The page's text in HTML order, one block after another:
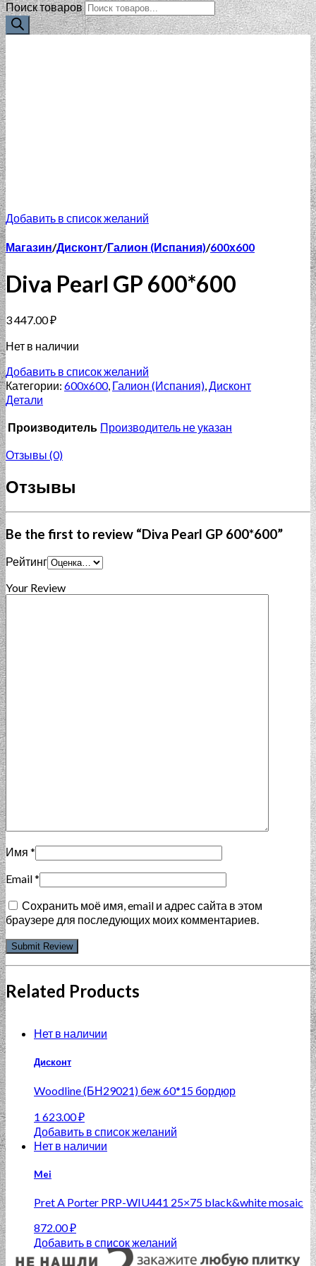
Поиск товаров
Добавить в список желаний
Магазин/Дисконт/Галион (Испания)/600х600
Diva Pearl GP 600*600
3 447.00₽
Нет в наличии
Добавить в список желаний
Категории: 600х600, Галион (Испания),Дисконт
Детали
Производитель Производитель не указан
Отзывы (0)
Отзывы
Be the first to review “Diva Pearl GP 600*600”
Рейтинг
Your Review
Имя *
Email*
Сохранить моё имя, email и адрес сайта в этом
браузере для последующих моих комментариев.
Related Products
Нет в наличии
Дисконт
Woodline (БН29021) беж 60*15 бордюр
1 623.00₽
Добавить в список желаний
Нет в наличии
Mei
Pret A Porter PRP-WIU441 25×75 black&white mosaic
872.00₽
Добавить в список желаний
Нет в наличии